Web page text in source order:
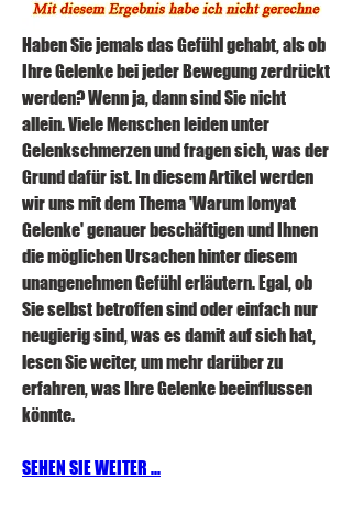
Haben Sie jemals das Gefühl gehabt, als ob
Ihre Gelenke bei jeder Bewegung zerdrückt
werden? Wenn ja, dann sind Sie nicht
allein. Viele Menschen leiden unter
Gelenkschmerzen und fragen sich, was der
Grund dafür ist. In diesem Artikel werden
wir uns mit dem Thema 'Warum lomyat
Gelenke' genauer beschäftigen und Ihnen
die möglichen Ursachen hinter diesem
unangenehmen Gefühl erläutern. Egal, ob
Sie selbst betroffen sind oder einfach nur
neugierig sind, was es damit auf sich hat,
lesen Sie weiter, um mehr darüber zu
erfahren, was Ihre Gelenke beeinflussen
könnte.
SEHEN SIE WEITER ...